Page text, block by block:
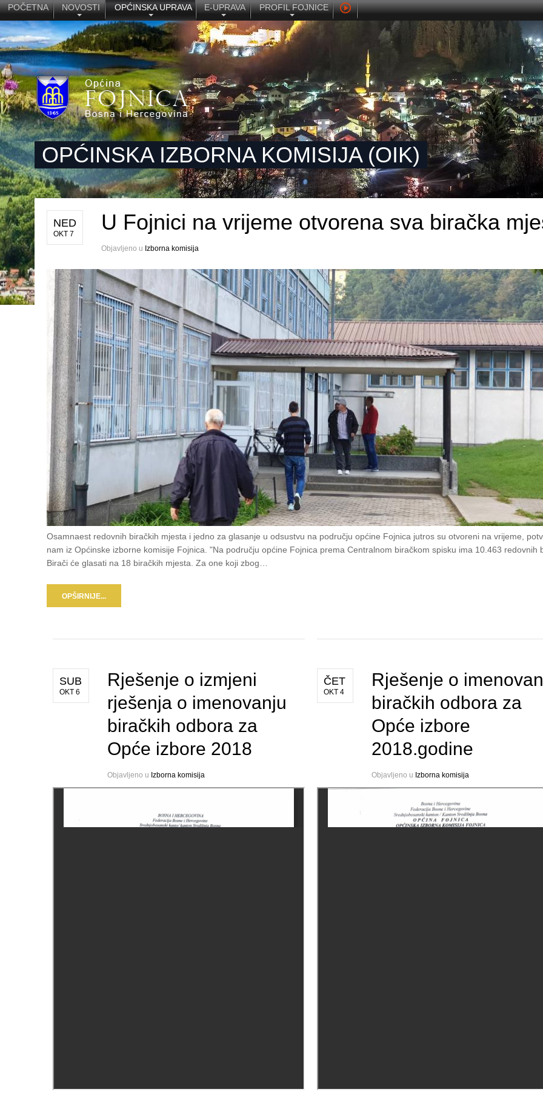
POČETNA NOVOSTI OPĆINSKA UPRAVA E-UPRAVA PROFIL FOJNICE
OPĆINSKA IZBORNA KOMISIJA (OIK)
NED
OKT 7 U Fojnici na vrijeme otvorena sva biračka
Objavljeno u Izborna komisija
Osamnaest redovnih biračkih mjesta i jedno za glasanje u odsustvu na području općine Fojnica jutros su otvoreni na vrijeme,
nam iz Općinske izborne komisije Fojnica. "Na području općine Fojnica prema Centralnom biračkom spisku ima 10.463 redovnih
Birači će glasati na 18 biračkih mjesta. Za one koji zbog…
OPŠIRNIJE...
SUB
OKT 6
Rješenje o izmjeni
rješenja o imenovanju
biračkih odbora za
Opće izbore 2018
Objavljeno u Izborna komisija
ČET
OKT 4
Rješenje o
biračkih odbora za
Opće izbore
2018.godine
Objavljeno u Izborna komisija